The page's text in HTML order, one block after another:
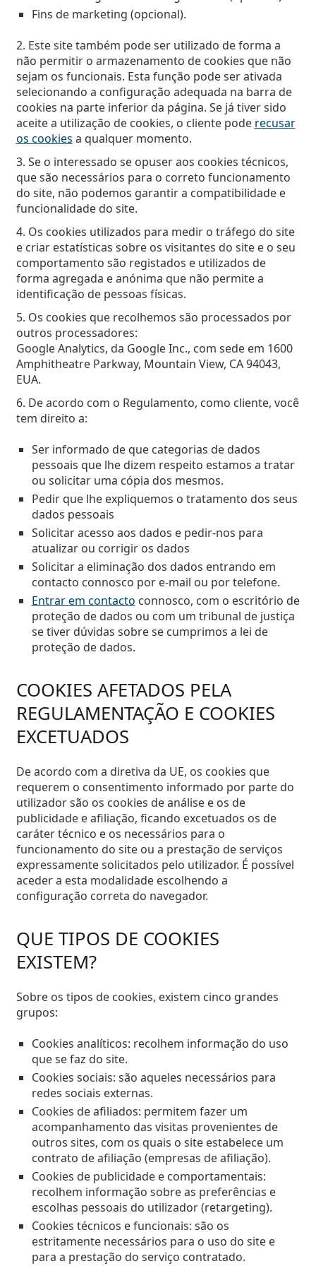
Persol
Todas as marcas
Fins de marketing (opcional).
2. Este site também pode ser utilizado de forma a
não permitir o armazenamento de cookies que não
sejam os funcionais. Esta função pode ser ativada
selecionando a configuração adequada na barra de
cookies na parte inferior da página. Se já tiver sido
aceite a utilização de cookies, o cliente pode recusar
os cookies a qualquer momento.
3. Se o interessado se opuser aos cookies técnicos,
que são necessários para o correto funcionamento
do site, não podemos garantir a compatibilidade e
funcionalidade do site.
4. Os cookies utilizados para medir o tráfego do site
e criar estatísticas sobre os visitantes do site e o seu
comportamento são registados e utilizados de
forma agregada e anónima que não permite a
identificação de pessoas físicas.
5. Os cookies que recolhemos são processados por
outros processadores:
Google Analytics, da Google Inc., com sede em 1600
Amphitheatre Parkway, Mountain View, CA 94043,
EUA.
6. De acordo com o Regulamento, como cliente, você
tem direito a:
Ser informado de que categorias de dados
pessoais que lhe dizem respeito estamos a tratar
ou solicitar uma cópia dos mesmos.
Pedir que lhe expliquemos o tratamento dos seus
dados pessoais
Solicitar acesso aos dados e pedir-nos para
atualizar ou corrigir os dados
Solicitar a eliminação dos dados entrando em
contacto connosco por e-mail ou por telefone.
Entrar em contacto connosco, com o escritório de
proteção de dados ou com um tribunal de justiça
se tiver dúvidas sobre se cumprimos a lei de
proteção de dados.
COOKIES AFETADOS PELA
REGULAMENTAÇÃO E COOKIES
EXCETUADOS
De acordo com a diretiva da UE, os cookies que
requerem o consentimento informado por parte do
utilizador são os cookies de análise e os de
publicidade e afiliação, ficando excetuados os de
caráter técnico e os necessários para o
funcionamento do site ou a prestação de serviços
expressamente solicitados pelo utilizador. É possível
aceder a esta modalidade escolhendo a
configuração correta do navegador.
QUE TIPOS DE COOKIES
EXISTEM?
Sobre os tipos de cookies, existem cinco grandes
grupos:
Cookies analíticos: recolhem informação do uso
que se faz do site.
Cookies sociais: são aqueles necessários para
redes sociais externas.
Cookies de afiliados: permitem fazer um
acompanhamento das visitas provenientes de
outros sites, com os quais o site estabelece um
contrato de afiliação (empresas de afiliação).
Cookies de publicidade e comportamentais:
recolhem informação sobre as preferências e
escolhas pessoais do utilizador (retargeting).
Cookies técnicos e funcionais: são os
estritamente necessários para o uso do site e
para a prestação do serviço contratado.